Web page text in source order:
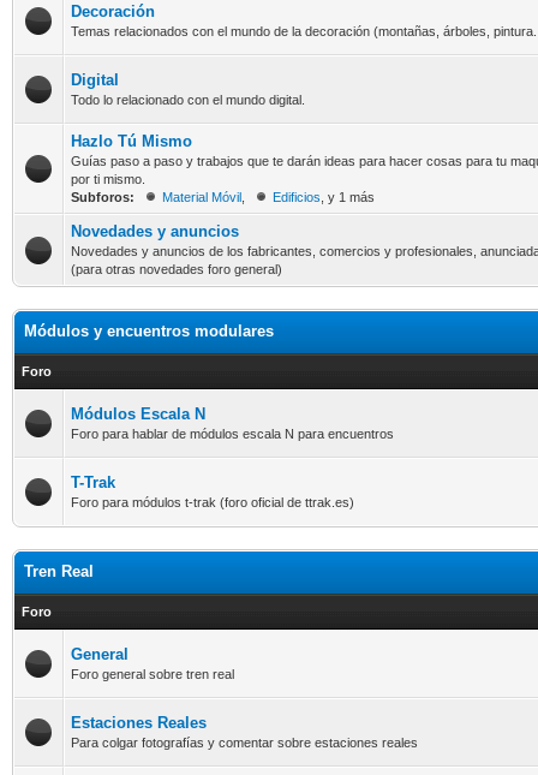
Decoración
Temas relacionados con el mundo de la decoración (montañas, árboles,
Digital
Todo lo relacionado con el mundo digital.
Hazlo Tú Mismo
Guías paso a paso y trabajos que te darán ideas para hacer cosas para tu
por ti mismo.
Subforos:
Material Móvil Edificios , y 1 más
Novedades y anuncios
Novedades y anuncios de los fabricantes, comercios y profesionales,
(para otras novedades foro general)
Módulos y encuentros modulares
Foro
Módulos Escala N
Foro para hablar de módulos escala N para encuentros
T-Trak
Foro para módulos t-trak (foro oficial de ttrak.es)
Tren Real
Foro
General
Foro general sobre tren real
Estaciones Reales
Para colgar fotografías y comentar sobre estaciones reales